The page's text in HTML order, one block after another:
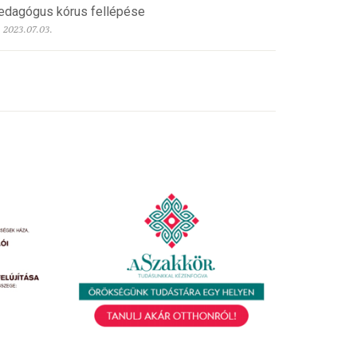
kórus fellépése
2023.07.03.